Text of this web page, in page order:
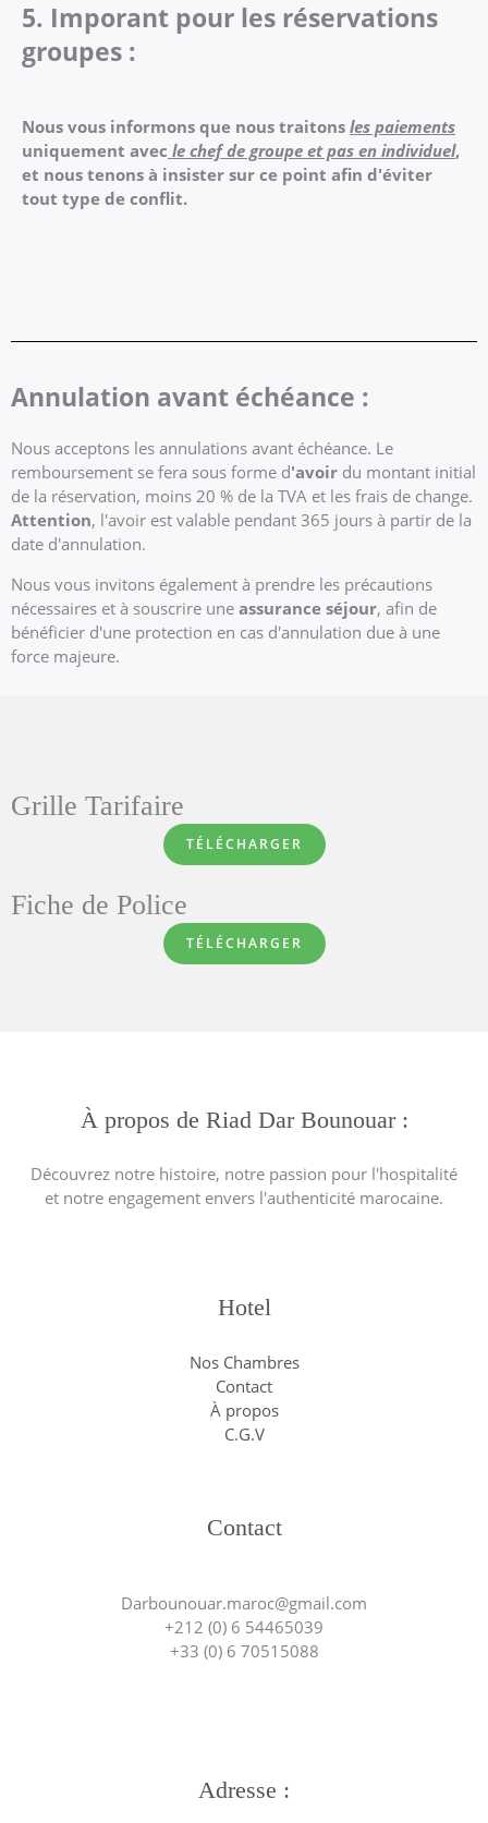
5. Imporant pour les réservations
groupes :
Nous vous informons que nous traitons les paiements
uniquement avec le chef de groupe et pas en individuel,
et nous tenons à insister sur ce point afin d'éviter
tout type de conflit.
Annulation avant échéance :
Nous acceptons les annulations avant échéance. Le
remboursement se fera sous forme d'avoir du montant initial
de la réservation, moins 20 % de la TVA et les frais de change.
Attention, l'avoir est valable pendant 365 jours à partir de la
date d'annulation.
Nous vous invitons également à prendre les précautions
nécessaires et à souscrire une assurance séjour, afin de
bénéficier d'une protection en cas d'annulation due à une
force majeure.
Grille Tarifaire
TÉLÉCHARGER
Fiche de Police
TÉLÉCHARGER
À propos de Riad Dar Bounouar :
Découvrez notre histoire, notre passion pour l'hospitalité
et notre engagement envers l'authenticité marocaine.
Hotel
Nos Chambres
Contact
À propos
C.G.V
Contact
Darbounouar.maroc@gmail.com
+212 (0) 6 54465039
+33 (0) 6 70515088
Adresse :